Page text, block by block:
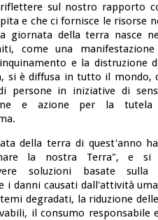
sul nostro rapporto
e che ci fornisce le risorse
giornata della terra nasce
come una
e la distruzione
si è diffusa in tutto il mondo,
persone in iniziative di
e azione per la
della terra di quest'anno
la nostra Terra", e si
soluzioni basate
danni causati dall'attività
degradati, la riduzione
il consumo responsabile